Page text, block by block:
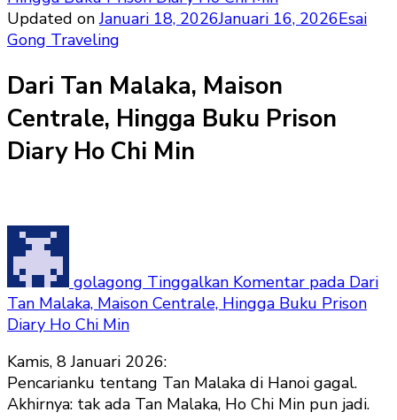
Updated onJanuari 18, 2026Januari 16, 2026Esai
Gong Traveling
Dari Tan Malaka, Maison
Centrale, Hingga Buku Prison
Diary Ho Chi Min
golagong Tinggalkan Komentar pada Dari
Tan Malaka, Maison Centrale, Hingga Buku Prison
Diary Ho Chi Min
Kamis, 8 Januari 2026:
Pencarianku tentang Tan Malaka di Hanoi gagal.
Akhirnya: tak ada Tan Malaka, Ho Chi Min pun jadi.